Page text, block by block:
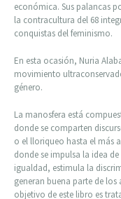
económica. Sus palancas
la contracultura del 68
conquistas del feminismo.
En esta ocasión, Nuria
movimiento
género.
La manosfera está
donde se comparten
o el lloriqueo hasta el más
donde se impulsa la idea
igualdad, estimula la
generan buena parte de
objetivo de este libro es